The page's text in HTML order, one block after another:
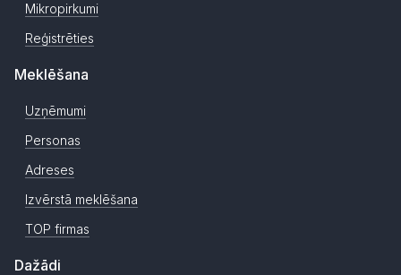
Mikropirkumi
Reģistrēties
Meklēšana
Uzņēmumi
Personas
Adreses
Izvērstā meklēšana
TOP firmas
Dažādi